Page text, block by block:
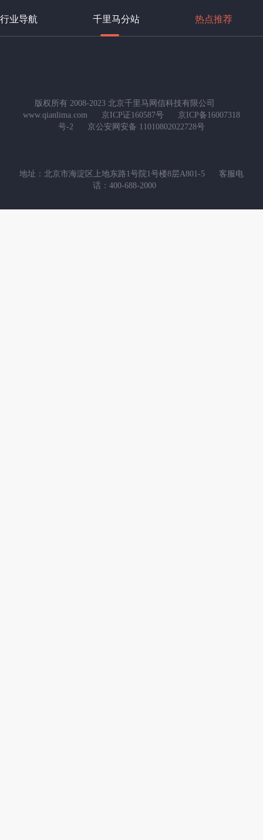
行业导航 千里马分站 热点推荐
版权所有 2008-2023 北京千里马网信科技有限公司
www.qianlima.com
京ICP证160587号
京ICP备16007318
号-2
京公安网安备 11010802022728号
地址：北京市海淀区上地东路1号院1号楼8层A801-5
客服电
话：400-688-2000